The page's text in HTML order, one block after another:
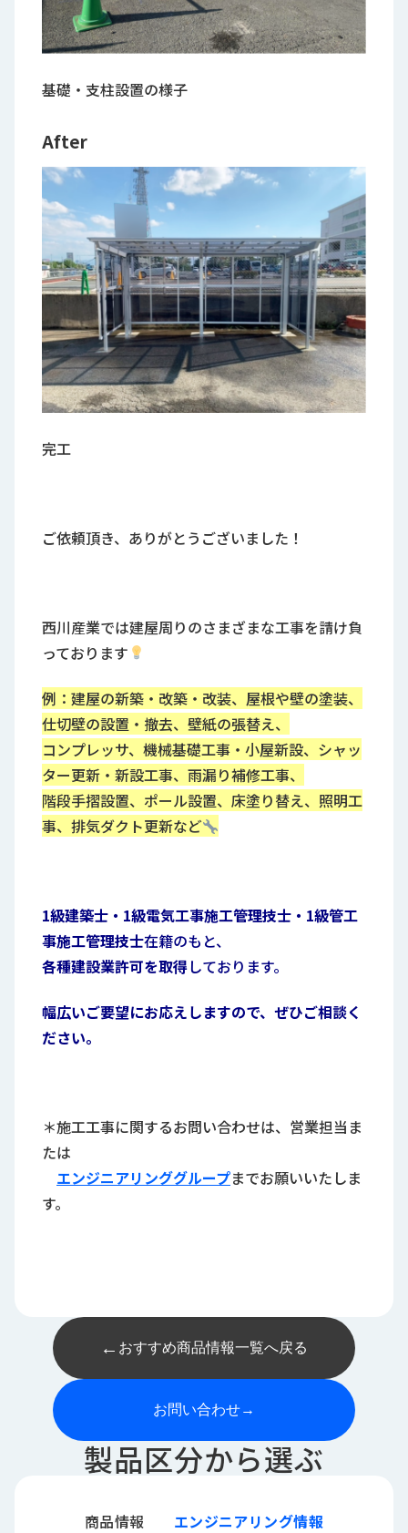
基礎・支柱設置の様子
After
完工
ご依頼頂き、ありがとうございました！
西川産業では建屋周りのさまざまな工事を請け負
っております
例：建屋の新築・改築・改装、屋根や壁の塗装、
仕切壁の設置・撤去、壁紙の張替え、
コンプレッサ、機械基礎工事・小屋新設、シャッ
ター更新・新設工事、雨漏り補修工事、
階段手摺設置、ポール設置、床塗り替え、照明工
事、排気ダクト更新など
1級建築士・1級電気工事施工管理技士・1級管工
事施工管理技士在籍のもと、
各種建設業許可を取得しております。
幅広いご要望にお応えしますので、ぜひご相談く
ださい。
＊施工工事に関するお問い合わせは、営業担当ま
たは
エンジニアリンググループまでお願いいたしま
す。
← おすすめ商品情報一覧へ戻る
お問い合わせ→
製品区分から選ぶ
商品情報 エンジニアリング情報